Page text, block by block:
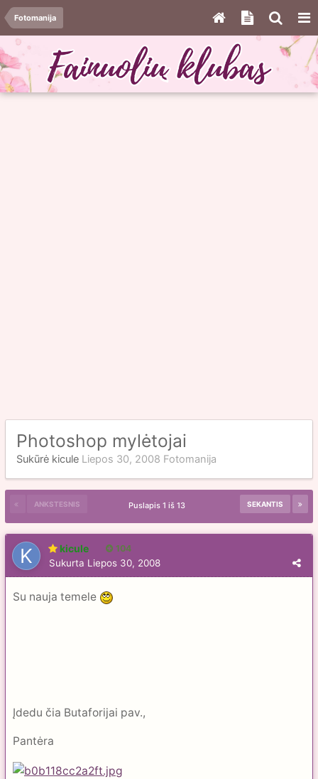
Fotomanija
Photoshop mylėtojai
Sukūrė kicule Liepos 30, 2008 Fotomanija
ANKSTESNIS SEKANTIS
Puslapis 1 iš 13
kicule 104
Sukurta Liepos 30, 2008
Su nauja temele
Įdedu čia Butaforijai pav.,
Pantėra